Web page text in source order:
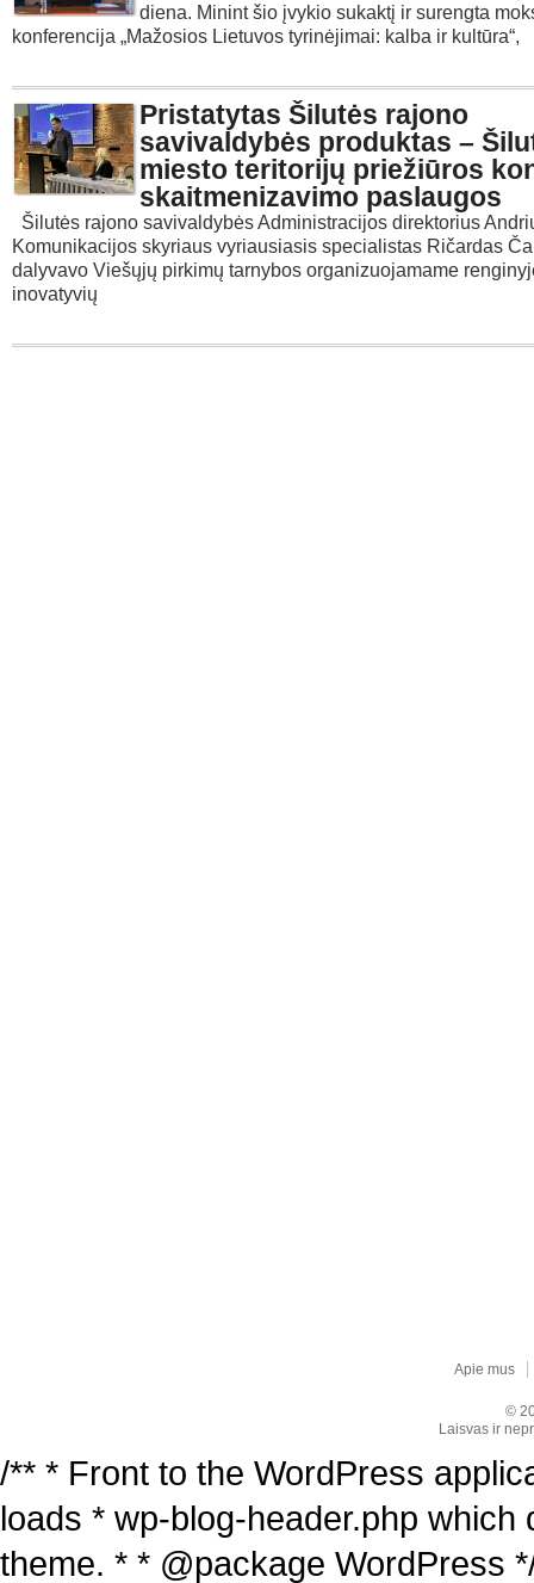
diena. Minint šio įvykio sukaktį ir surengta
konferencija „Mažosios Lietuvos tyrinėjimai: kalba ir kultūra“,
Pristatytas Šilutės rajono
savivaldybės produktas –
miesto teritorijų priežiūros
skaitmenizavimo paslaugos
Šilutės rajono savivaldybės Administracijos direktorius
Komunikacijos skyriaus vyriausiasis specialistas Ričardas
dalyvavo Viešųjų pirkimų tarnybos organizuojamame
inovatyvių
Apie mus
©
Laisvas ir
/** * Front to the WordPress
loads * wp-blog-header.php
theme. * * @package WordPress